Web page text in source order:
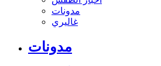
مدونات
غاليري
مدونات